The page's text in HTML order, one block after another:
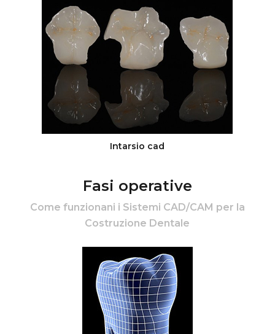
Intarsio cad
Fasi operative
Come funzionani i Sistemi CAD/CAM per la
Costruzione Dentale